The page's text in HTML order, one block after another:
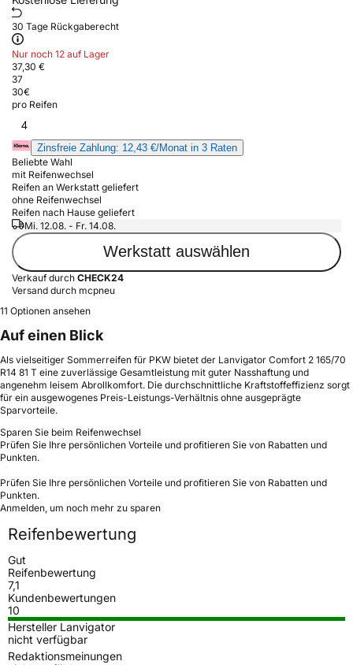
30 Tage Rückgaberecht
Nur noch 12 auf Lager
37,30 €
37
30€
pro Reifen
4
Zinsfreie Zahlung: 12,43 €/Monat in 3 Raten
Beliebte Wahl
mit Reifenwechsel
Reifen an Werkstatt geliefert
ohne Reifenwechsel
Reifen nach Hause geliefert
Mi. 12.08. - Fr. 14.08.
Werkstatt auswählen
Verkauf durch CHECK24
Versand durch mcpneu
11 Optionen ansehen
Auf einen Blick
Als vielseitiger Sommerreifen für PKW bietet der Lanvigator Comfort 2 165/70
R14 81 T eine zuverlässige Gesamtleistung mit guter Nasshaftung und
angenehm leisem Abrollkomfort. Die durchschnittliche Kraftstoffeffizienz sorgt
für ein ausgewogenes Preis-Leistungs-Verhältnis ohne ausgeprägte
Sparvorteile.
Sparen Sie beim Reifenwechsel
Prüfen Sie Ihre persönlichen Vorteile und profitieren Sie von Rabatten und
Punkten.
Prüfen Sie Ihre persönlichen Vorteile und profitieren Sie von Rabatten und
Punkten.
Anmelden, um noch mehr zu sparen
Reifenbewertung
Gut
Reifenbewertung
7,1
Kundenbewertungen
10
Hersteller Lanvigator
nicht verfügbar
Redaktionsmeinungen